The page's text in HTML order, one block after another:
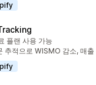
플랜 사용 가능
추적으로 WISMO 감소, 매출